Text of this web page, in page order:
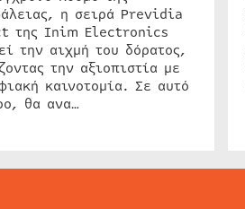
η σειρά Previdia
της Inim Electronics
την αιχμή του δόρατος,
την αξιοπιστία με
καινοτομία. Σε αυτό
θα ανα…